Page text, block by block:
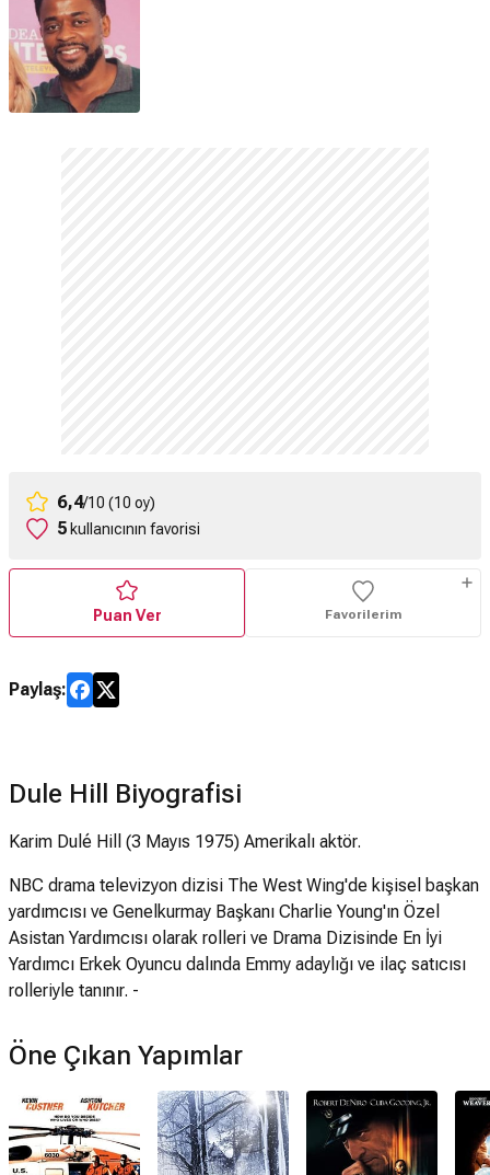
6,4/10 (10 oy)
5 kullanıcının favorisi
Puan Ver Favorilerim
Paylaş:
Dule Hill Biyografisi
Karim Dulé Hill (3 Mayıs 1975) Amerikalı aktör.
NBC drama televizyon dizisi The West Wing'de kişisel başkan
yardımcısı ve Genelkurmay Başkanı Charlie Young'ın Özel
Asistan Yardımcısı olarak rolleri ve Drama Dizisinde En İyi
Yardımcı Erkek Oyuncu dalında Emmy adaylığı ve ilaç satıcısı
rolleriyle tanınır. -
Öne Çıkan Yapımlar